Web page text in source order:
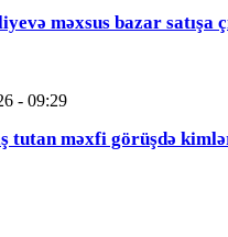
məxsus bazar satışa
- 09:29
tutan məxfi görüşdə